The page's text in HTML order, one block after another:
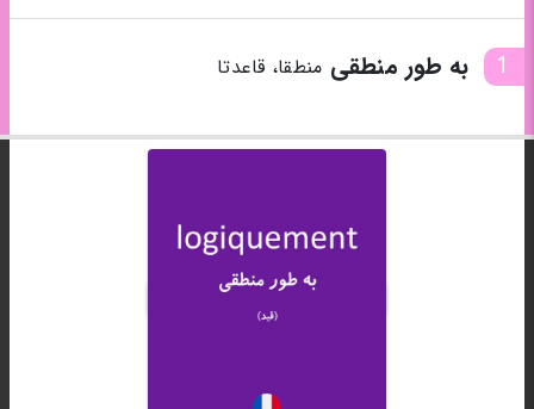
1 به طور منطقی منطقا، قاعدتا